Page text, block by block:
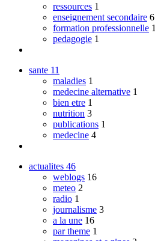
ressources 1
enseignement secondaire 6
formation professionnelle 1
pedagogie 1
sante 11
maladies 1
medecine alternative 1
bien etre 1
nutrition 3
publications 1
medecine 4
actualites 46
weblogs 16
meteo 2
radio 1
journalisme 3
a la une 16
par theme 1